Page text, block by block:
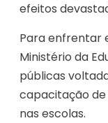
efeitos
Para enfrentar
Ministério da
públicas
capacitação de
nas escolas.